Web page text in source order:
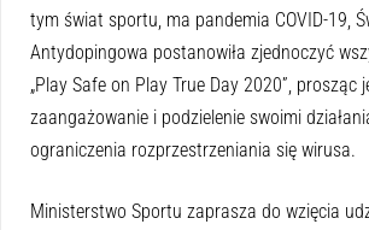
tym świat sportu, ma pandemia COVID-19,
Antydopingowa postanowiła zjednoczyć
„Play Safe on Play True Day 2020”, prosząc
zaangażowanie i podzielenie swoimi
ograniczenia rozprzestrzeniania się wirusa.
Ministerstwo Sportu zaprasza do wzięcia